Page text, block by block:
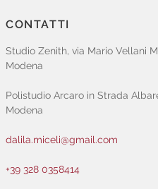
CONTATTI
Studio Zenith, via Mario Vellani
Modena
Polistudio Arcaro in Strada
Modena
dalila.miceli@gmail.com
+39 328 0358414